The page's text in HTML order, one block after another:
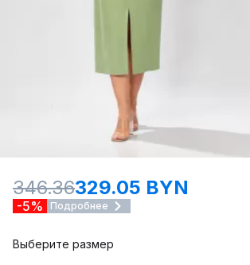
346.36329.05 BYN
-5% Подробнее
Выберите размер